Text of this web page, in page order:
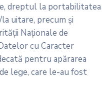
dreptul la portabilitatea
uitare, precum şi
Naţionale de
cu Caracter
pentru apărarea
lege, care le-au fost